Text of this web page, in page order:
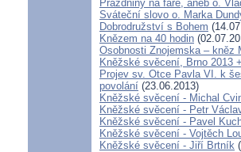
Prázdniny na faře, aneb o.
Sváteční slovo o. Marka
Dobrodružství s Bohem
Knězem na 40 hodin
Osobnosti Znojemska – kněz
Kněžské svěcení, Brno 2013
Projev sv. Otce Pavla VI. k
povolání (23.06.2013)
Kněžské svěcení - Michal
Kněžské svěcení - Petr
Kněžské svěcení - Pavel
Kněžské svěcení - Vojtěch
Kněžské svěcení - Jiří Brtník